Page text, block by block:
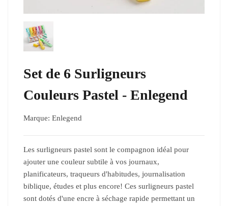
Set de 6 Surligneurs
Couleurs Pastel - Enlegend
Marque: Enlegend
Les surligneurs pastel sont le compagnon idéal pour
ajouter une couleur subtile à vos journaux,
planificateurs, traqueurs d'habitudes, journalisation
biblique, études et plus encore! Ces surligneurs pastel
sont dotés d'une encre à séchage rapide permettant un